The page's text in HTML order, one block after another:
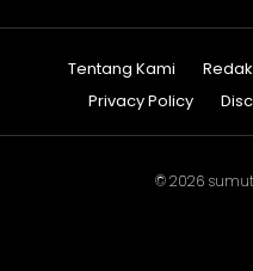
Tentang Kami
Privacy Policy
© 2026